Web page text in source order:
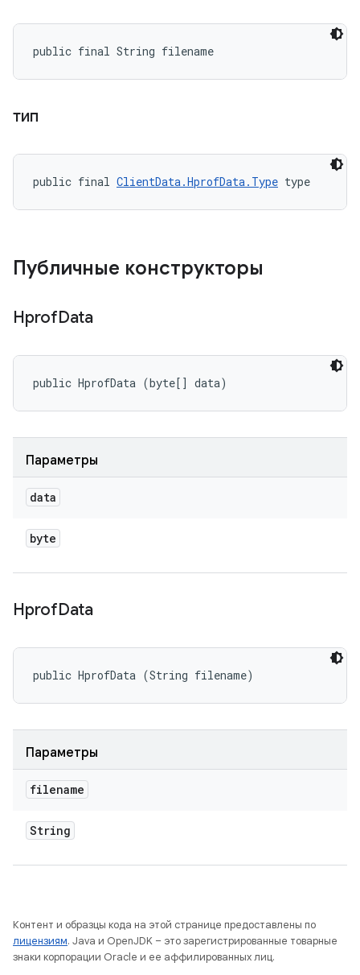
public final String filename
тип
public final ClientData.HprofData.Type type
Публичные конструкторы
HprofData
public HprofData (byte[] data)
Параметры
data
byte
HprofData
public HprofData (String filename)
Параметры
filename
String
Контент и образцы кода на этой странице предоставлены по
лицензиям. Java и OpenJDK – это зарегистрированные товарные
знаки корпорации Oracle и ее аффилированных лиц.